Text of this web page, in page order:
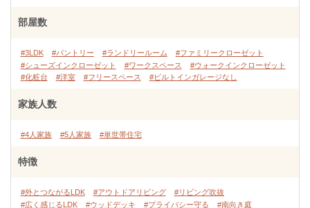
部屋数
#3LDK #パントリー #ランドリールーム
#ファミリークローゼット
#シューズインクローゼット
#ワークスペース
#ウォークインクローゼット
#化粧台
#洋室 #フリースペース #ビルトインガレージなし
家族人数
#4人家族 #5人家族 #単世帯住宅
特徴
#外とつながるLDK #アウトドアリビング
#リビング吹抜
#広く感じるLDK
#ウッドデッキ #プライバシー守る
#南向き庭